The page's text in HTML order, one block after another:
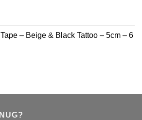
– Beige & Black Tattoo – 5cm – 6